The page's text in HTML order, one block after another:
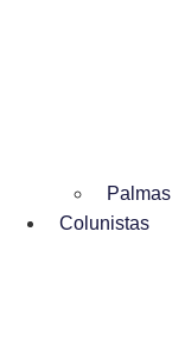
Palmas
Colunistas